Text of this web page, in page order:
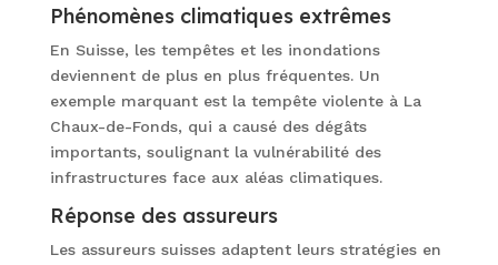
Phénomènes climatiques extrêmes
En Suisse, les tempêtes et les inondations
deviennent de plus en plus fréquentes. Un
exemple marquant est la tempête violente à La
Chaux-de-Fonds, qui a causé des dégâts
importants, soulignant la vulnérabilité des
infrastructures face aux aléas climatiques.
Réponse des assureurs
Les assureurs suisses adaptent leurs stratégies en